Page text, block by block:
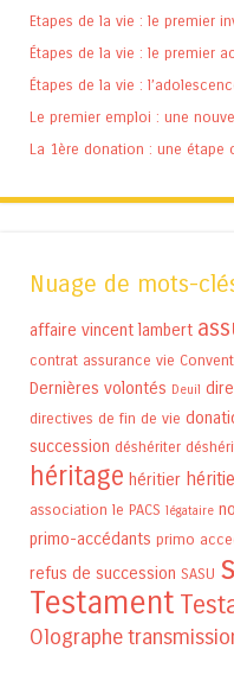
Etapes de la vie : le premier
Étapes de la vie : le premier
Étapes de la vie :
Le premier emploi : une
La 1ère donation : une étape
Nuage de mots-
affaire vincent lambert
contrat assurance vie
Dernières volontés Deuil
directives de fin de vie
succession déshériter
héritage héritier
association le PACS légataire
primo-accédants primo
refus de succession SASU
Testament
Olographe